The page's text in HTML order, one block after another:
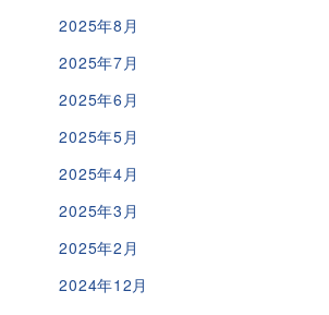
2025年8月
2025年7月
2025年6月
2025年5月
2025年4月
2025年3月
2025年2月
2024年12月